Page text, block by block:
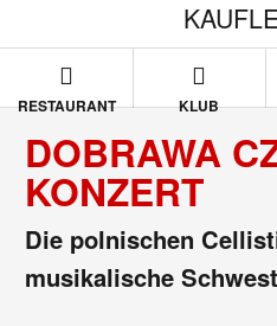
RESTAURANT KLUB
DOBRAWA
KONZERT
Die polnischen
musikalische